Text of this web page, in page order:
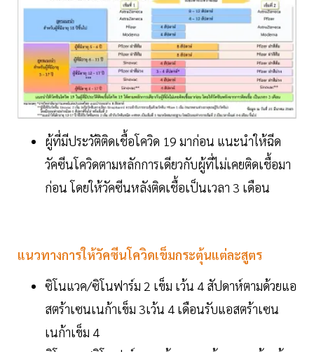
ผู้ที่มีประวัติติดเชื้อโควิด 19 มาก่อน แนะนำให้ฉีด
วัคซีนโควิดตามหลักการเดียวกับผู้ที่ไม่เคยติดเชื้อมา
ก่อน โดยให้วัคซีนหลังติดเชื้อเป็นเวลา 3 เดือน
แนวทางการให้วัคซีนโควิดเข็มกระตุ้นแต่ละสูตร
ซิโนแวค/ซิโนฟาร์ม 2 เข็ม เว้น 4 สัปดาห์ตามด้วยแอ
สตร้าเซนเนก้าเข็ม 3เว้น 4 เดือนรับแอสตร้าเซน
เนก้าเข็ม 4